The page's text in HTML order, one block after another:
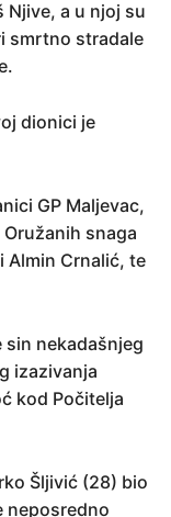
Njive, a u njoj su
smrtno stradale
dionici je
GP Maljevac,
snaga
Almin Crnalić, te
sin nekadašnjeg
izazivanja
kod Počitelja
Šljivić (28) bio
neposredno